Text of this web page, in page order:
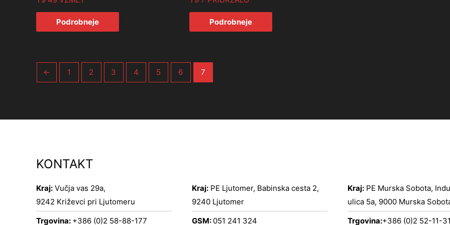
Podrobneje Podrobneje
← 1 2 3 4 5 6 7
KONTAKT
Kraj: Vučja vas 29a,
9242 Križevci pri Ljutomeru
Trgovina: +386 (0)2 58-88-177
Kraj: PE Ljutomer, Babinska cesta 2,
9240 Ljutomer
GSM: 051 241 324
Kraj: PE Murska Sobota,
ulica 5a, 9000 Murska
Trgovina:+386 (0)2 52-11-